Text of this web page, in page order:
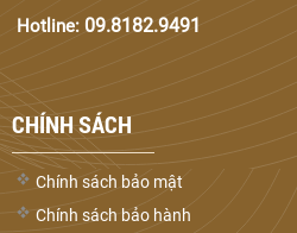
Hotline: 09.8182.9491
CHÍNH SÁCH
Chính sách bảo mật
Chính sách bảo hành